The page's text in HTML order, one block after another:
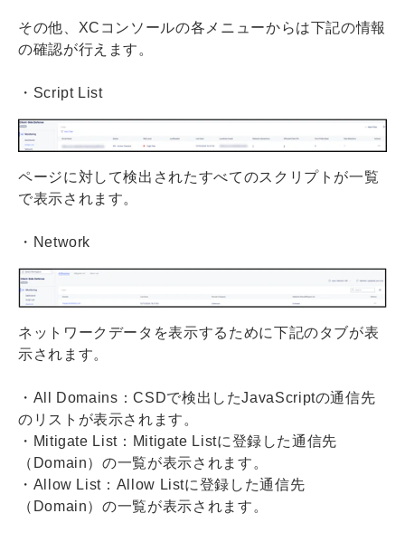
その他、XCコンソールの各メニューからは下記の情報
の確認が行えます。
・Script List
ページに対して検出されたすべてのスクリプトが一覧
で表示されます。
・Network
ネットワークデータを表示するために下記のタブが表
示されます。
・All Domains：CSDで検出したJavaScriptの通信先
のリストが表示されます。
・Mitigate List：Mitigate Listに登録した通信先
（Domain）の一覧が表示されます。
・Allow List：Allow Listに登録した通信先
（Domain）の一覧が表示されます。